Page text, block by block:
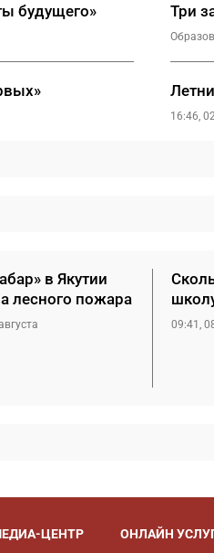
будущего» Три
16:46,
в Якутии
лесного пожара
09:41,
ЦЕНТР ОНЛАЙН